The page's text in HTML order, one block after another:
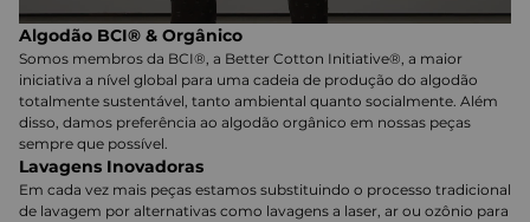
Algodão BCI® & Orgânico
Somos membros da BCI®, a Better Cotton Initiative®, a maior
iniciativa a nível global para uma cadeia de produção do algodão
totalmente sustentável, tanto ambiental quanto socialmente. Além
disso, damos preferência ao algodão orgânico em nossas peças
sempre que possível.
Lavagens Inovadoras
Em cada vez mais peças estamos substituindo o processo tradicional
de lavagem por alternativas como lavagens a laser, ar ou ozônio para